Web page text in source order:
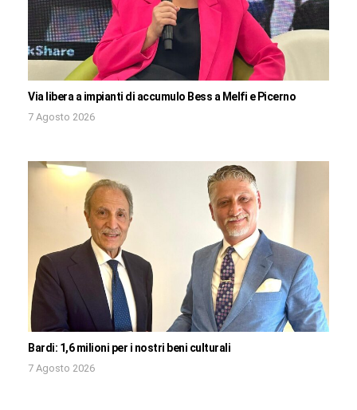
Via libera a impianti di accumulo Bess a Melfi e Picerno
7 Agosto 2026
Bardi: 1,6 milioni per i nostri beni culturali
7 Agosto 2026